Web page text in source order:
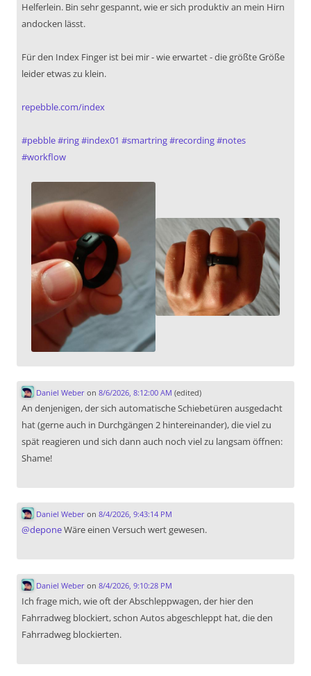
Helferlein. Bin sehr gespannt, wie er sich produktiv an mein Hirn
andocken lässt.
Für den Index Finger ist bei mir - wie erwartet - die größte Größe
leider etwas zu klein.
repebble.com/index
#pebble#ring#index01 #smartring#recording#notes
#workflow
Daniel Weberon 8/6/2026, 8:12:00 AM (edited)
An denjenigen, der sich automatische Schiebetüren ausgedacht
hat (gerne auch in Durchgängen 2 hintereinander), die viel zu
spät reagieren und sich dann auch noch viel zu langsam öffnen:
Shame!
Daniel Weberon 8/4/2026, 9:43:14 PM
@deponeWäre einen Versuch wert gewesen.
Daniel Weberon 8/4/2026, 9:10:28 PM
Ich frage mich, wie oft der Abschleppwagen, der hier den
Fahrradweg blockiert, schon Autos abgeschleppt hat, die den
Fahrradweg blockierten.